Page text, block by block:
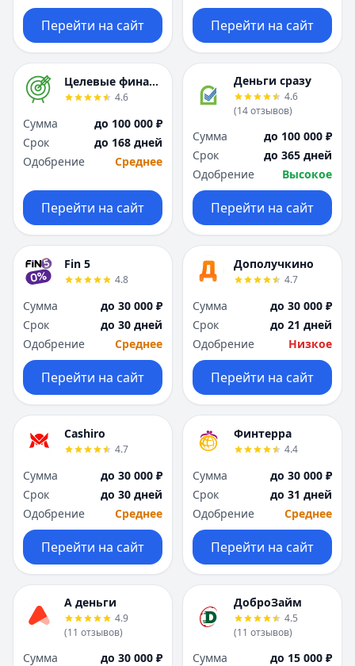
Перейти на сайт Перейти на сайт
Целевые финансы
4.6
Сумма
до 100 000 ₽
Срок
до 168 дней
Одобрение
Среднее
Перейти на сайт
Деньги сразу
4.6
(14отзывов)
Сумма
до 100 000 ₽
Срок
до 365 дней
Одобрение
Высокое
Перейти на сайт
Fin 5
4.8
Сумма
до 30 000 ₽
Срок
до 30 дней
Одобрение
Среднее
Перейти на сайт
Дополучкино
4.7
Сумма
до 30 000 ₽
Срок
до 21 дней
Одобрение
Низкое
Перейти на сайт
Cashiro
4.7
Сумма
до 30 000 ₽
Срок
до 30 дней
Одобрение
Среднее
Перейти на сайт
Финтерра
4.4
Сумма
до 30 000 ₽
Срок
до 31 дней
Одобрение
Среднее
Перейти на сайт
А деньги
4.9
(11 отзывов)
Сумма
до 30 000 ₽
ДоброЗайм
4.5
(11 отзывов)
Сумма
до 15 000 ₽